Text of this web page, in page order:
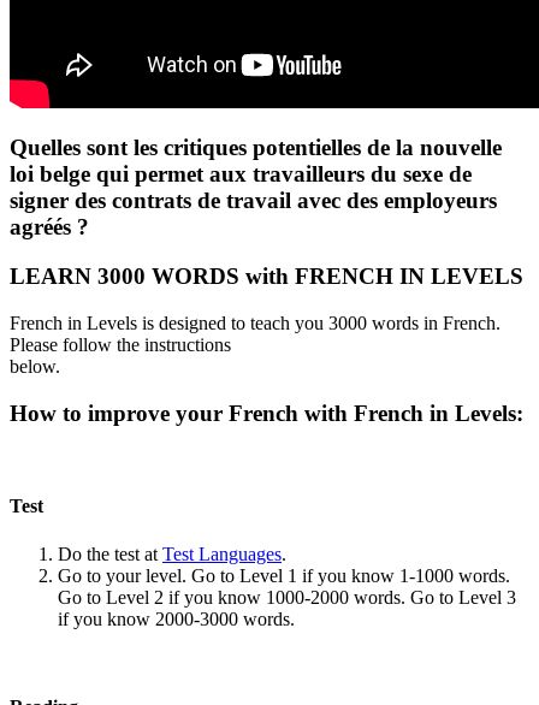
Quelles sont les critiques potentielles de la nouvelle
loi belge qui permet aux travailleurs du sexe de
signer des contrats de travail avec des employeurs
agréés ?
LEARN 3000 WORDS with FRENCH IN LEVELS
French in Levels is designed to teach you 3000 words in French.
Please follow the instructions
below.
How to improve your French with French in Levels:
Test
Do the test at Test Languages.
Go to your level. Go to Level 1 if you know 1-1000 words.
Go to Level 2 if you know 1000-2000 words. Go to Level 3
if you know 2000-3000 words.